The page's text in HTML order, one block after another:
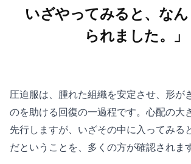
いざやってみると、なん
られました。」
圧迫服は、腫れた組織を安定させ、形が
のを助ける回復の一過程です。心配の大
先行しますが、いざその中に入ってみる
だということを、多くの方が確認されま